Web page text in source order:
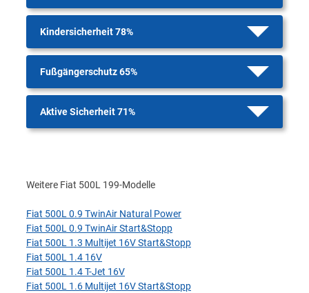
Kindersicherheit 78%
Fußgängerschutz 65%
Aktive Sicherheit 71%
Weitere Fiat 500L 199-Modelle
Fiat 500L 0.9 TwinAir Natural Power
Fiat 500L 0.9 TwinAir Start&Stopp
Fiat 500L 1.3 Multijet 16V Start&Stopp
Fiat 500L 1.4 16V
Fiat 500L 1.4 T-Jet 16V
Fiat 500L 1.6 Multijet 16V Start&Stopp